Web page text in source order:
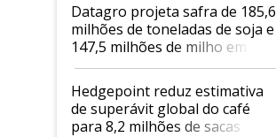
Datagro projeta safra de 185,6
milhões de toneladas de soja e
147,5 milhões de milho em
2026/27
Hedgepoint reduz estimativa
de superávit global do café
para 8,2 milhões de sacas